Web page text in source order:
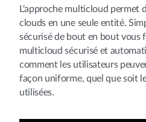
L'approche multicloud permet
clouds en une seule entité.
sécurisé de bout en bout vous
multicloud sécurisé et
comment les utilisateurs
façon uniforme, quel que soit
utilisées.